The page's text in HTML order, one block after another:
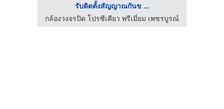
รับติดตั้งสัญญาณกันข ...
กล้องวงจรปิด โปรซีเคียว พรีเมี่ยม เพชรบูรณ์